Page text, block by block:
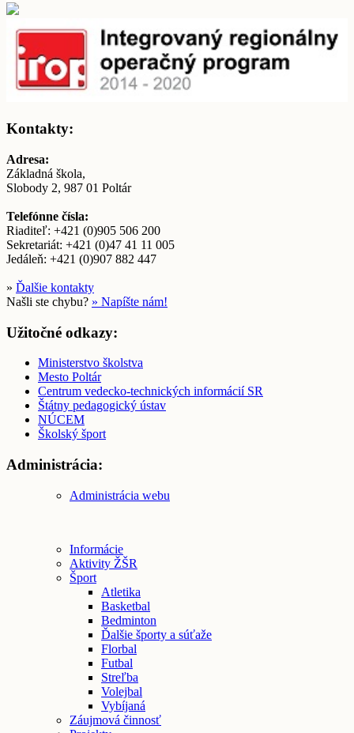
Kontakty:
Adresa:
Základná škola,
Slobody 2, 987 01 Poltár
Telefónne čísla:
Riaditeľ: +421 (0)905 506 200
Sekretariát: +421 (0)47 41 11 005
Jedáleň: +421 (0)907 882 447
» Ďalšie kontakty
Našli ste chybu? » Napíšte nám!
Užitočné odkazy:
Ministerstvo školstva
Mesto Poltár
Centrum vedecko-technických informácií SR
Štátny pedagogický ústav
NÚCEM
Školský šport
Administrácia:
Administrácia webu
Informácie
Aktivity ŽŠR
Šport
Atletika
Basketbal
Bedminton
Ďalšie športy a súťaže
Florbal
Futbal
Streľba
Volejbal
Vybíjaná
Záujmová činnosť